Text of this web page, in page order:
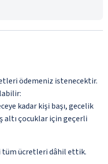
ödemeniz istenecektir.
kadar kişi başı, gecelik
altı çocuklar için geçerli
tüm ücretleri dâhil ettik.